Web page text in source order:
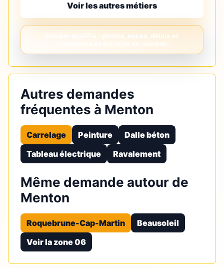
Voir les autres métiers
Autres demandes
fréquentes à Menton
Carrelage Peinture
Dalle béton
Tableau électrique
Ravalement
Même demande autour de
Menton
Roquebrune-Cap-Martin
Beausoleil
Voir la zone 06